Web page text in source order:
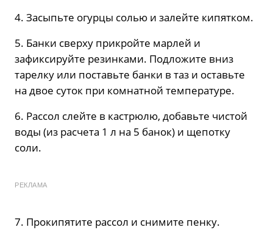
4. Засыпьте огурцы солью и залейте кипятком.
5. Банки сверху прикройте марлей и
зафиксируйте резинками. Подложите вниз
тарелку или поставьте банки в таз и оставьте
на двое суток при комнатной температуре.
6. Рассол слейте в кастрюлю, добавьте чистой
воды (из расчета 1 л на 5 банок) и щепотку
соли.
РЕКЛАМА
7. Прокипятите рассол и снимите пенку.